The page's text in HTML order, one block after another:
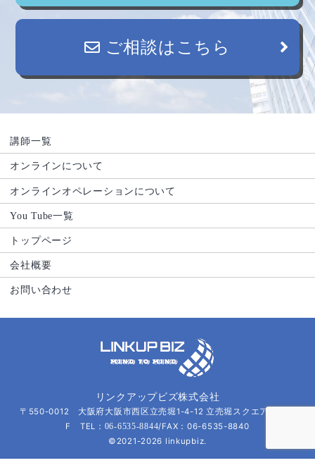
ご相談はこちら
講師一覧
オンラインについて
オンラインオペレーションについて
You Tube一覧
トップページ
会社概要
お問い合わせ
リンクアップビズ株式会社
〒550-0012 大阪府大阪市西区立売堀1-4-12 立売堀スクエアビル８
F TEL： 06-6535-8844/FAX：06-6535-8840
©2021-2026 linkupbiz.